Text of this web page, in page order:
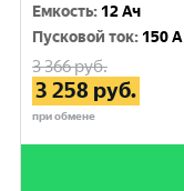
Емкость: 12 Ач
Пусковой ток: 150 A
3 366руб.
3 258 руб.
при обмене